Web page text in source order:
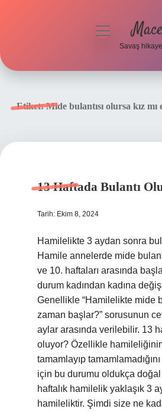
menüyü
Savaş
Etiket:Mide bulantısı olursa kız
13 Haftada Bulantı
Tarih: Ekim 8, 2024
Hamilelikte 3 aydan sonra
Hamile annelerde mide
ve 10. haftaları arasında
durum kadından kadına
Genellikle “Hamilelikte mide
zaman başlar?” sorusunun
aylar arasında verilebilir. 13
oluyor? Özellikle hamileliğinin
tamamlayıp
için bu durumu oldukça
haftalık hamilelik yaklaşık 3
hamileliktir. Şimdi size ne